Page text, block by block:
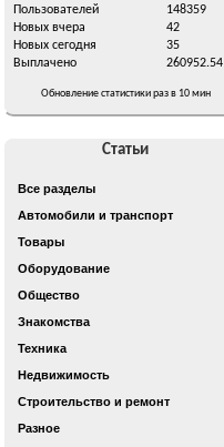
Пользователей
148359
Новых вчера
42
Новых сегодня
35
Выплачено
260952.54
Обновление статистики раз в 10 мин
Статьи
Все разделы
Автомобили и транспорт
Товары
Оборудование
Общество
Знакомства
Техника
Недвижимость
Строительство и ремонт
Разное